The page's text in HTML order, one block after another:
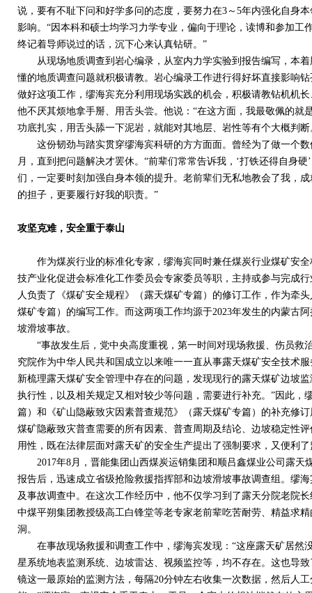
说，要有不耻下问和好学多问的态度，要努力在3 ～ 5年内强化自身
影响。“因本科和硕士均学习力学专业，偏向于理论，读博和参加工
终记着导师说过的话，沉下心来认真钻研。”
从现场地质调查到岩心编录，从室内力学实验到报告编写，本着
懂的地质调查问题就积极请教。岩心编录工作进行得好坏直接影响
做好这项工作，缪海宾充分利用现场实践的机会，积极请教钻机机
他不厌其烦地拿手掰、用舌头尝。他说：“在这方面，我最敬佩的就
功底扎实，用舌头舔一下泥岩，就能对其地层、岩性等有个大概判
这份韧劲与踏实贯穿缪海宾科研的方方面面。曾经为了做一个数
月，直到把问题解决才罢休。“前辈们常常告诉我，‘打铁还得自身
们，一定要时刻加强自身本领的提升。老前辈们无私地教会了我，
的担子，更要履行好我的职责。”
攻坚克难，安全重于泰山
作为煤炭行业的标准化专家，缪海宾同时兼任煤炭行业煤矿安全
技产业化促进会标准化工作委员会专家委员等职，主持或参与完成
人负责了《煤矿安全规程》（露天煤矿专篇）的修订工作，作为牵
煤矿专篇）的编写工作。而这两项工作均源于2023年发生的内蒙古
坡滑坡事故。
“事故发生后，党中央高度重视，第一时间对现场救援、伤员救
究院作为中华人民共和国成立以来唯一一直从事露天煤矿安全技术
新梳理露天煤矿安全管理中存在的问题，发现现行的露天煤矿边坡
执行性，以及相关规定又相对较少等问题，需要进行补充。”因此，
篇）和《矿山隐蔽致灾因素普查规范》（露天煤矿专篇）的补充修
煤矿隐蔽致灾普查需要的所有因素、普查周期及结论、边坡稳定性
用性，既在法律层面对露天矿的安全生产提出了强制要求，又便利
2017年8月，晋能集团山西煤炭运销集团和顺吕鑫煤业公司露
报告后，迅速成立省级抢险救援指挥部和边坡滑坡事故调查组。缪
及事故调查中。在这次工作经历中，他不仅学习到了露天分院老院
中煤平朔集团教授级高工白锋堂等老专家老前辈吃苦耐劳、精益求
洞。
在事故现场救援和调查工作中，缪海宾发现：“这座露天矿居然
星系统地表监测系统、边坡雷达、视频监控等，均不存在。这也导
镜这一最原始的监测方法，每隔20分钟左右收集一次数据，然后人